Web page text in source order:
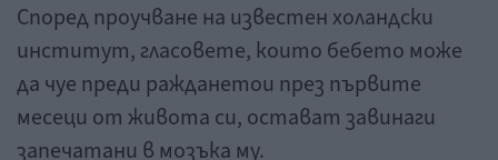
Според проучване на известен холандски
институт, гласовете, които бебето може
да чуе преди ражданетои през първите
месеци от живота си, остават завинаги
запечатани в мозъка му.